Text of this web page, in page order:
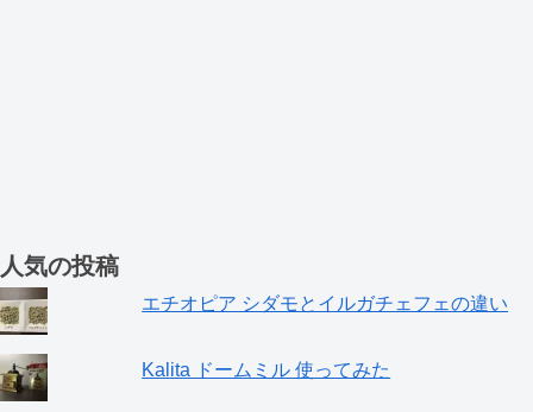
人気の投稿
エチオピア シダモとイルガチェフェの違い
Kalita ドームミル 使ってみた